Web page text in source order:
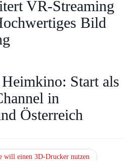
VR‑Streaming
Bild
Start als
in
Österreich
will einen 3D-Drucker nutzen